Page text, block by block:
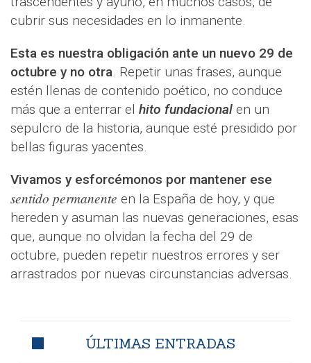
cubrir sus necesidades en lo inmanente.
Esta es nuestra obligación ante un nuevo 29 de
octubre y no otra. Repetir unas frases, aunque
estén llenas de contenido poético, no conduce
más que a enterrar el hito fundacional en un
sepulcro de la historia, aunque esté presidido por
bellas figuras yacentes.
Vivamos y esforcémonos por mantener ese
sentido permanente en la España de hoy, y que
hereden y asuman las nuevas generaciones, esas
que, aunque no olvidan la fecha del 29 de
octubre, pueden repetir nuestros errores y ser
arrastrados por nuevas circunstancias adversas.
ÚLTIMAS ENTRADAS